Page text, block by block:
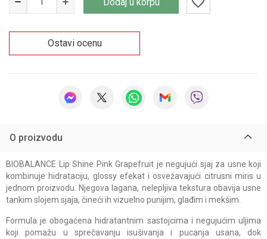
Ostavi ocenu
O proizvodu
BIOBALANCE Lip Shine Pink Grapefruit je negujući sjaj za usne koji
kombinuje hidrataciju, glossy efekat i osvežavajući citrusni miris u
jednom proizvodu. Njegova lagana, nelepljiva tekstura obavija usne
tankim slojem sjaja, čineći ih vizuelno punijim, glađim i mekšim.
Formula je obogaćena hidratantnim sastojcima i negujućim uljima
koji pomažu u sprečavanju isušivanja i pucanja usana, dok